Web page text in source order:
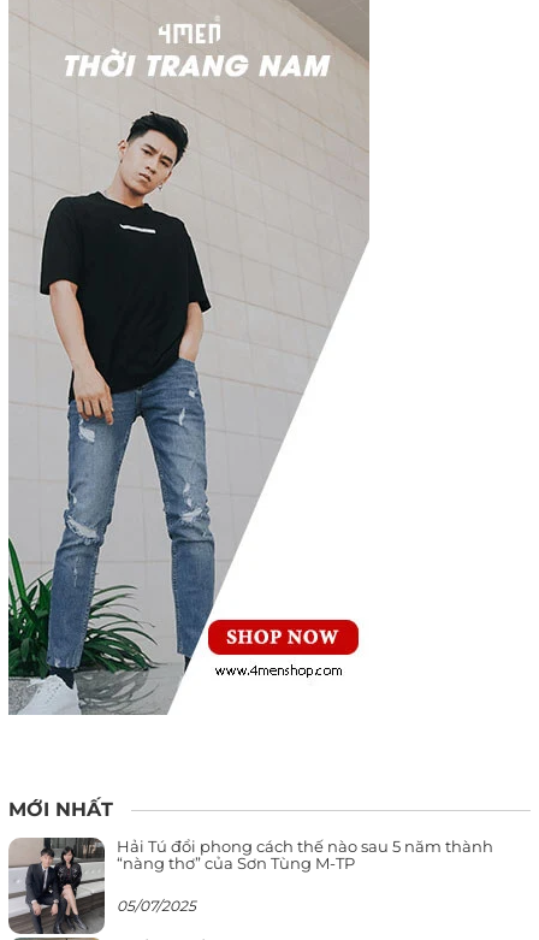
MỚI NHẤT
Hải Tú đổi phong cách thế nào sau 5 năm thành
“nàng thơ” của Sơn Tùng M-TP
05/07/2025